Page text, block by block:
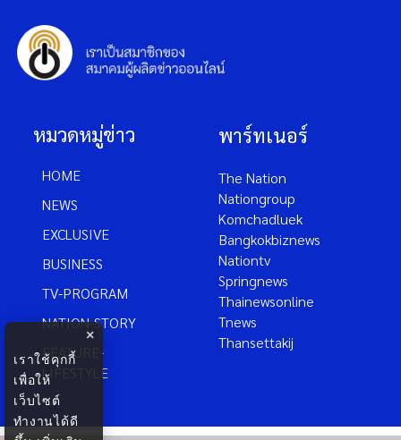
หมวดหมู่ข่าว
HOME
NEWS
EXCLUSIVE
BUSINESS
TV-PROGRAM
NATION-STORY
FEATURE-
LIFESTYLE
พาร์ทเนอร์
The Nation
Nationgroup
Komchadluek
Bangkokbiznews
Nationtv
Springnews
Thainewsonline
Tnews
Thansettakij
×
เราใช้คุกกี้
เพื่อให้
เว็บไซต์
ทำงานได้ดี